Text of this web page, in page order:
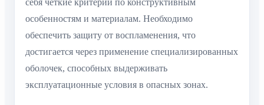
себя четкие критерии по конструктивным
особенностям и материалам. Необходимо
обеспечить защиту от воспламенения, что
достигается через применение специализированных
оболочек, способных выдерживать
эксплуатационные условия в опасных зонах.